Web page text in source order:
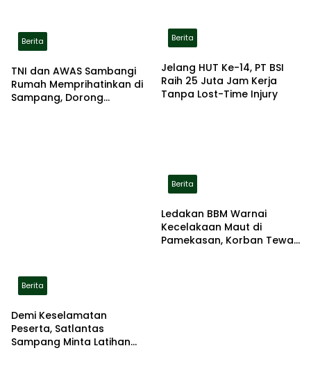
Berita
TNI dan AWAS Sambangi
Rumah Memprihatinkan di
Sampang, Dorong
Berita
Jelang HUT Ke-14, PT BSI
Raih 25 Juta Jam Kerja
Tanpa Lost-Time Injury
Berita
Demi Keselamatan
Peserta, Satlantas
Sampang Minta Latihan
Berita
Ledakan BBM Warnai
Kecelakaan Maut di
Pamekasan, Korban Tewas